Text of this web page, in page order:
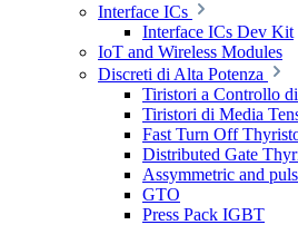
Interface ICs
Interface ICs Dev Kit
IoT and Wireless Modules
Discreti di Alta Potenza
Tiristori a Controllo
Tiristori di Media
Fast Turn Off
Distributed Gate
Assymmetric and
GTO
Press Pack IGBT